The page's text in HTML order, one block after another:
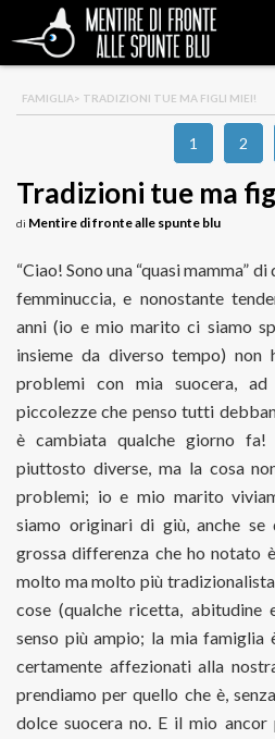
FAMIGLIA> TRADIZIONI TUE MA FIGLI MIEI!
1 2
Tradizioni tue ma
di Mentire di fronte alle spunte blu
“Ciao! Sono una “quasi mamma”
femminuccia, e nonostante
anni (io e mio marito ci siamo
insieme da diverso tempo) non
problemi con mia suocera, ad
piccolezze che penso tutti
è cambiata qualche giorno fa!
piuttosto diverse, ma la cosa
problemi; io e mio marito
siamo originari di giù, anche se
grossa differenza che ho notato
molto ma molto più
cose (qualche ricetta, abitudine
senso più ampio; la mia famiglia
certamente affezionati alla
prendiamo per quello che è,
dolce suocera no. E il mio